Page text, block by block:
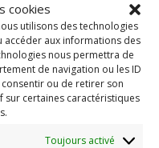
cookies
utilisons des technologies
aux informations des
nous permettra de
de navigation ou les ID
ou de retirer son
sur certaines caractéristiques
Toujours activé